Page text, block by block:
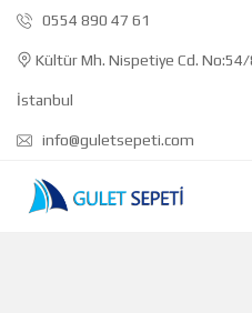
0554 890 47 61
Kültür Mh. Nispetiye Cd.
İstanbul
info@guletsepeti.com